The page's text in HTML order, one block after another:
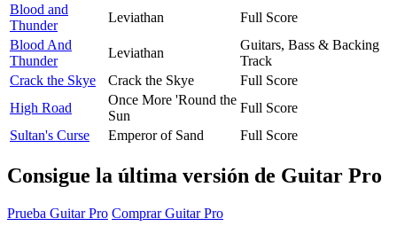
Blood and
Thunder
Leviathan
Full Score
Blood And
Thunder
Leviathan
Guitars, Bass & Backing
Track
Crack the Skye
Crack the Skye
Full Score
High Road
Once More 'Round the
Sun
Full Score
Sultan's Curse
Emperor of Sand Full Score
Consigue la última versión de Guitar Pro
Prueba Guitar Pro Comprar Guitar Pro